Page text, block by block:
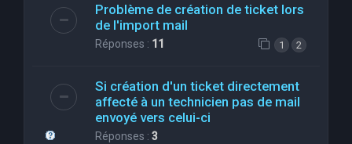
Problème de création de ticket lors
de l'import mail
Réponses : 11 1 2
Si création d'un ticket directement
affecté à un technicien pas de mail
envoyé vers celui-ci
Réponses : 3